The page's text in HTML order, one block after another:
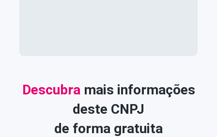
Descubra mais informações
deste CNPJ
de forma gratuita